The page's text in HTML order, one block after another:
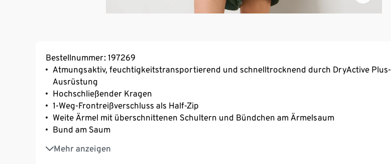
Bestellnummer: 197269
Atmungsaktiv, feuchtigkeitstransportierend und schnelltrocknend durch DryActive Plus-
Ausrüstung
Hochschließender Kragen
1-Weg-Frontreißverschluss als Half-Zip
Weite Ärmel mit überschnittenen Schultern und Bündchen am Ärmelsaum
Bund am Saum
Mehr anzeigen
Mit der Faser TENCEL™ – besonders weich und leicht fließend
Softes, elastisches Material mit der Faser Creora® – für optimale Bewegungsfreiheit